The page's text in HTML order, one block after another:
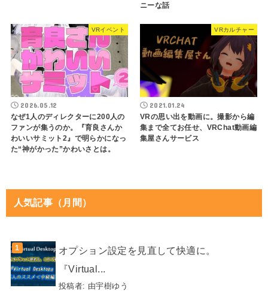
ニーな話
VRイベント
2026.05.12
なぜ1人のディレクターに200人の
ファンが集うのか。『育良さんか
わいいサミット2』で明らかになっ
た“神がかった”かわいさとは。
VRカルチャー
2021.01.24
VRの思い出を動画に。撮影から編
集まで全てお任せ、VRChat動画編
集屋さんサービス
人気記事（月間）
オプション設定を見直して快適に。
『Virtual...
投稿者: 由宇樹ゆう